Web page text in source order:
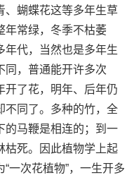
、蝴蝶花这等多年生草
年常绿，冬季不枯萎
年代，当然也是多年生
同，普通能开许多次
开了花，明年、后年仍
不同了。多种的竹，全
的马鞭是相连的；到一
枯死。因此植物学上起
一次花植物”，一生开多